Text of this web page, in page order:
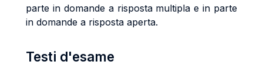
parte in domande a risposta multipla e in parte
in domande a risposta aperta.
Testi d'esame